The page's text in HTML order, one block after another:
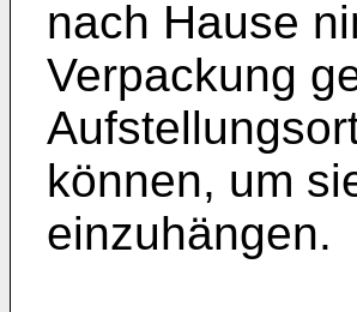
nach Hause
Verpackung
können, um
einzuhängen.